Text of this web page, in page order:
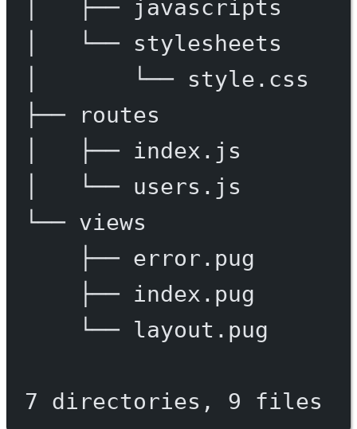
├──
javascripts
└──
stylesheets
└──
style.css
├──
routes
├──
index.js
└──
users.js
└── views
├── error.pug
├──
index.pug
└──
layout.pug
7 directories, 9 files